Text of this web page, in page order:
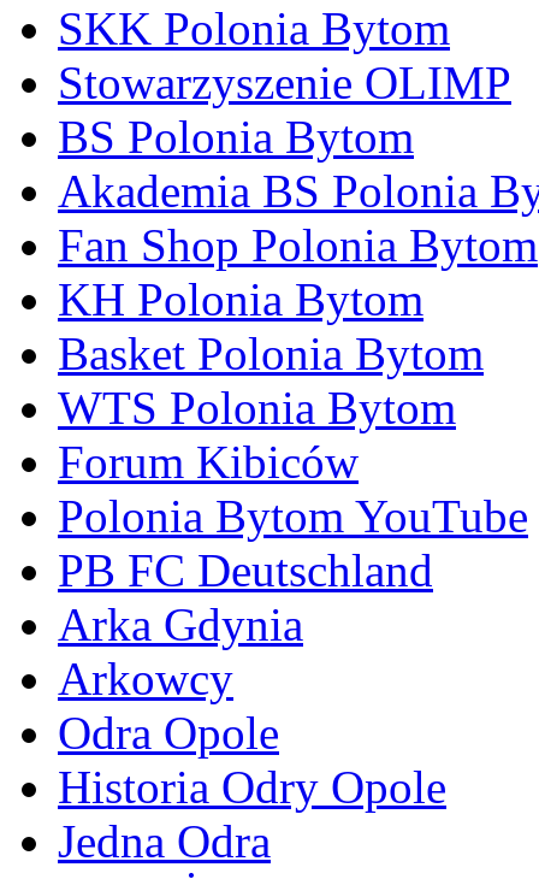
SKK Polonia Bytom
Stowarzyszenie OLIMP
BS Polonia Bytom
Akademia BS Polonia
Fan Shop Polonia Bytom
KH Polonia Bytom
Basket Polonia Bytom
WTS Polonia Bytom
Forum Kibiców
Polonia Bytom YouTube
PB FC Deutschland
Arka Gdynia
Arkowcy
Odra Opole
Historia Odry Opole
Jedna Odra